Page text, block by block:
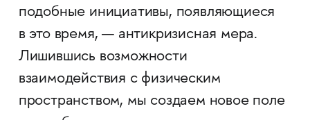
подобные инициативы, появляющиеся
в это время, — антикризисная мера.
Лишившись возможности
взаимодействия с физическим
пространством, мы создаем новое поле